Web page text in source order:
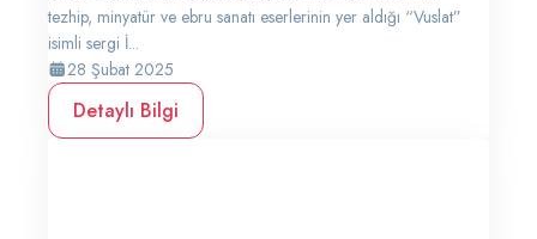
tezhip, minyatür ve ebru sanatı eserlerinin yer aldığı “Vuslat”
isimli sergi İ...
28 Şubat 2025
Detaylı Bilgi